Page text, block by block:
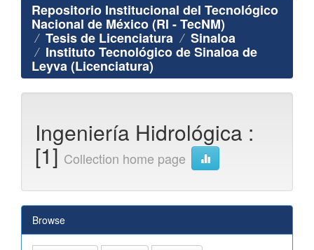
Repositorio Institucional del Tecnológico
Nacional de México (RI - TecNM)
Tesis de Licenciatura Sinaloa
Instituto Tecnológico de Sinaloa de
Leyva (Licenciatura)
Ingeniería Hidrológica :
[1]Collection home page
Browse